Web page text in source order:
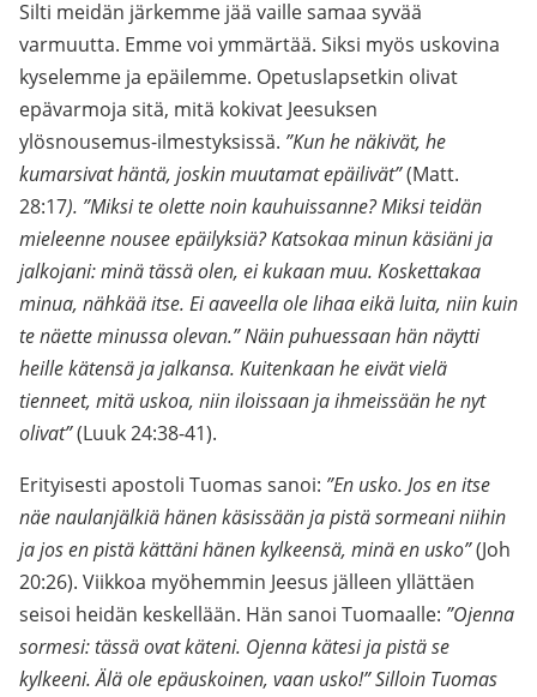
Silti meidän järkemme jää vaille samaa syvää
varmuutta. Emme voi ymmärtää. Siksi myös uskovina
kyselemme ja epäilemme. Opetuslapsetkin olivat
epävarmoja sitä, mitä kokivat Jeesuksen
ylösnousemus-ilmestyksissä. ”Kun he näkivät, he
kumarsivat häntä, joskin muutamat epäilivät”(Matt.
28:17). ”Miksi te olette noin kauhuissanne? Miksi teidän
mieleenne nousee epäilyksiä? Katsokaa minun käsiäni ja
jalkojani: minä tässä olen, ei kukaan muu. Koskettakaa
minua, nähkää itse. Ei aaveella ole lihaa eikä luita, niin kuin
te näette minussa olevan.” Näin puhuessaan hän näytti
heille kätensä ja jalkansa. Kuitenkaan he eivät vielä
tienneet, mitä uskoa, niin iloissaan ja ihmeissään he nyt
olivat”(Luuk 24:38-41).
Erityisesti apostoli Tuomas sanoi: ”En usko. Jos en itse
näe naulanjälkiä hänen käsissään ja pistä sormeani niihin
ja jos en pistä kättäni hänen kylkeensä, minä en usko”(Joh
20:26). Viikkoa myöhemmin Jeesus jälleen yllättäen
seisoi heidän keskellään. Hän sanoi Tuomaalle: ”Ojenna
sormesi: tässä ovat käteni. Ojenna kätesi ja pistä se
kylkeeni. Älä ole epäuskoinen, vaan usko!” Silloin Tuomas